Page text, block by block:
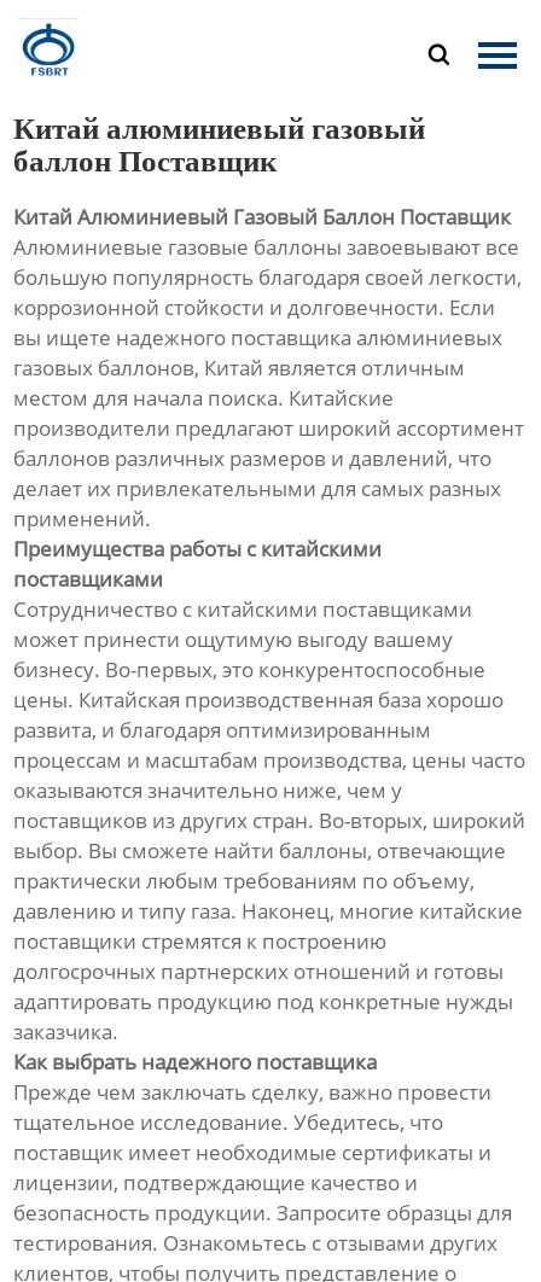

Главная
Новости
Контакты
Китай алюминиевый газовый
баллон Поставщик
Китай Алюминиевый Газовый Баллон Поставщик
Алюминиевые газовые баллоны завоевывают все
большую популярность благодаря своей легкости,
коррозионной стойкости и долговечности. Если
вы ищете надежного поставщика алюминиевых
газовых баллонов, Китай является отличным
местом для начала поиска. Китайские
производители предлагают широкий ассортимент
баллонов различных размеров и давлений, что
делает их привлекательными для самых разных
применений.
Преимущества работы с китайскими
поставщиками
Сотрудничество с китайскими поставщиками
может принести ощутимую выгоду вашему
бизнесу. Во-первых, это конкурентоспособные
цены. Китайская производственная база хорошо
развита, и благодаря оптимизированным
процессам и масштабам производства, цены часто
оказываются значительно ниже, чем у
поставщиков из других стран. Во-вторых, широкий
выбор. Вы сможете найти баллоны, отвечающие
практически любым требованиям по объему,
давлению и типу газа. Наконец, многие китайские
поставщики стремятся к построению
долгосрочных партнерских отношений и готовы
адаптировать продукцию под конкретные нужды
заказчика.
Как выбрать надежного поставщика
Прежде чем заключать сделку, важно провести
тщательное исследование. Убедитесь, что
поставщик имеет необходимые сертификаты и
лицензии, подтверждающие качество и
безопасность продукции. Запросите образцы для
тестирования. Ознакомьтесь с отзывами других
клиентов, чтобы получить представление о